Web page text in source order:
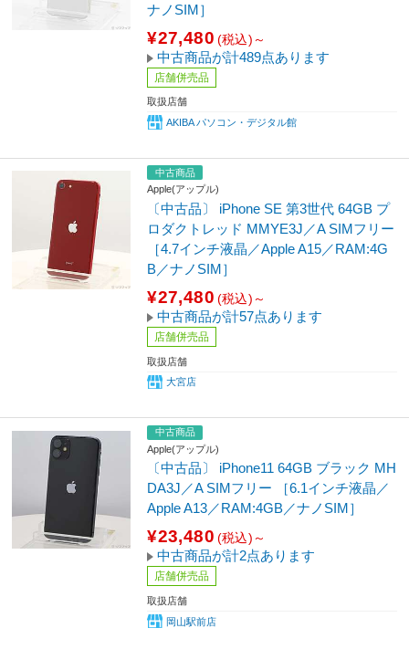
ナノSIM］
¥27,480 (税込)～
中古商品が計489点あります
店舗併売品
取扱店舗
AKIBA パソコン・デジタル館
中古商品
Apple(アップル)
〔中古品〕 iPhone SE 第3世代 64GB プ
ロダクトレッド MMYE3J／A SIMフリー
［4.7インチ液晶／Apple A15／RAM:4G
B／ナノSIM］
¥27,480 (税込)～
中古商品が計57点あります
店舗併売品
取扱店舗
大宮店
中古商品
Apple(アップル)
〔中古品〕 iPhone11 64GB ブラック MH
DA3J／A SIMフリー ［6.1インチ液晶／
Apple A13／RAM:4GB／ナノSIM］
¥23,480 (税込)～
中古商品が計2点あります
店舗併売品
取扱店舗
岡山駅前店